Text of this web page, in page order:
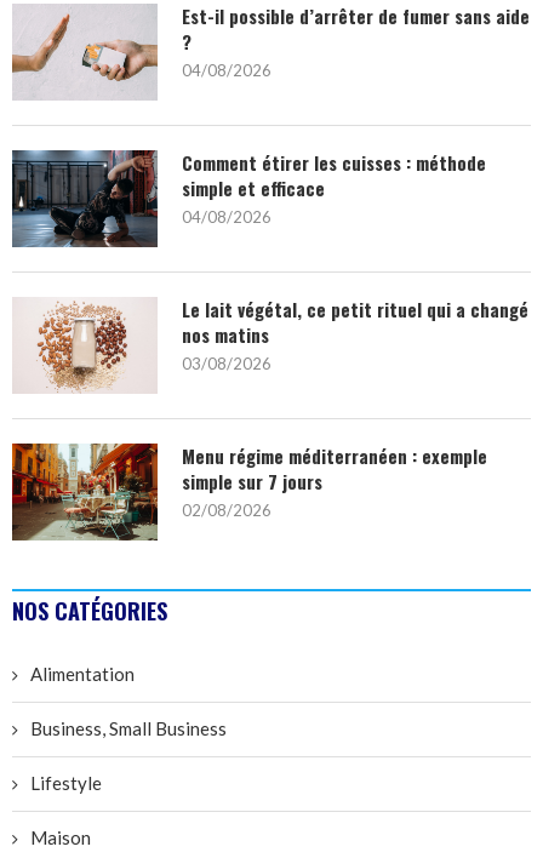
Est-il possible d’arrêter de fumer sans aide
?
04/08/2026
Comment étirer les cuisses : méthode
simple et efficace
04/08/2026
Le lait végétal, ce petit rituel qui a changé
nos matins
03/08/2026
Menu régime méditerranéen : exemple
simple sur 7 jours
02/08/2026
NOS CATÉGORIES
Alimentation
Business, Small Business
Lifestyle
Maison